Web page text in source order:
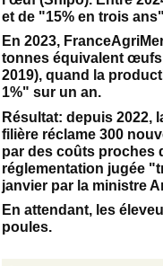
et de "15% en trois
En 2023,
tonnes équivalent œufs
2019), quand la
1%" sur un an.
Résultat: depuis 2022,
filière réclame 300
par des coûts proches
réglementation jugée
janvier par la ministre
En attendant, les
poules.